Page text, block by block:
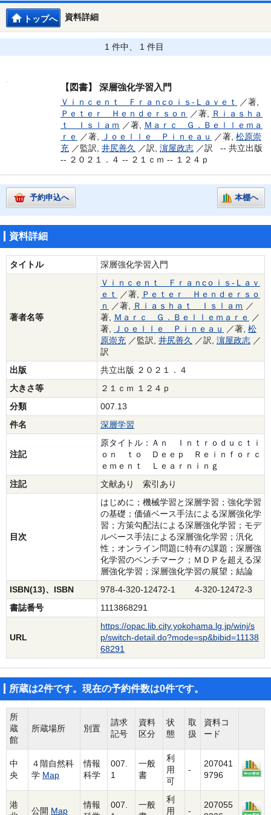
資料詳細
トップへ
1 件中、 1 件目
【図書】 深層強化学習入門
Ｖｉｎｃｅｎｔ Ｆｒａｎcｏｉｓ‐Ｌａｖｅｔ
／著,
Ｐｅｔｅｒ Ｈｅｎｄｅｒｓｏｎ
／著, Ｒｉａｓｈａ
ｔ Ｉｓｌａｍ ／著, Ｍａｒｃ Ｇ．Ｂｅｌｌｅｍａ
ｒｅ
／著, Ｊｏｅｌｌｅ Ｐｉｎｅａｕ ／著, 松原崇
充 ／監訳, 井尻善久 ／訳, 濵屋政志 ／訳 -- 共立出版
-- ２０２１．４ -- ２１ｃｍ -- １２４ｐ
予約申込へ 本棚へ
資料詳細
タイトル 深層強化学習入門
著者名等
Ｖｉｎｃｅｎｔ Ｆｒａｎcｏｉｓ‐Ｌａｖ
ｅｔ
／著, Ｐｅｔｅｒ Ｈｅｎｄｅｒｓｏ
ｎ
／著, Ｒｉａｓｈａｔ Ｉｓｌａｍ ／
著, Ｍａｒｃ Ｇ．Ｂｅｌｌｅｍａｒｅ
／
著, Ｊｏｅｌｌｅ Ｐｉｎｅａｕ ／著, 松
原崇充 ／監訳, 井尻善久 ／訳, 濵屋政志 ／
訳
出版
共立出版 ２０２１．４
大きさ等
２１ｃｍ １２４ｐ
分類
007.13
件名
深層学習
注記
原タイトル：Ａｎ Ｉｎｔｒｏｄｕｃｔｉ
ｏｎ ｔｏ Ｄｅｅｐ Ｒｅｉｎｆｏｒｃ
ｅｍｅｎｔ Ｌｅａｒｎｉｎｇ
注記
文献あり 索引あり
目次
はじめに；機械学習と深層学習；強化学習
の基礎；価値ベース手法による深層強化学
習；方策勾配法による深層強化学習；モデ
ルベース手法による深層強化学習；汎化
性；オンライン問題に特有の課題；深層強
化学習のベンチマーク；ＭＤＰを超える深
層強化学習；深層強化学習の展望；結論
ISBN(13)、ISBN
978-4-320-12472-1 4-320-12472-3
書誌番号
1113868291
URL
https://opac.lib.city.yokohama.lg.jp/winj/s
p/switch-detail.do?mode=sp&bibid=11138
68291
所蔵は2件です。現在の予約件数は0件です。
所
蔵
館
所蔵場所 別置
請求
記号
資料
区分
状
態
取
扱
資料コ
ード
中
央
４階自然科
学 Map
情報
科学
007.
1
一般
書
利
用
可
-
207041
9796
港
公開 Map
情報
007.
一般
利
用
-
207055